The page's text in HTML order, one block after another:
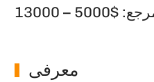
– 13000
معرفی